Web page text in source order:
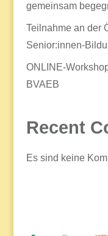
gemeinsam
Teilnahme an der
Senior:innen-
ONLINE-
BVAEB
Recent
Es sind keine